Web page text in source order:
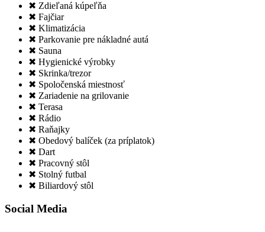
✖ Zdieľaná kúpeľňa
✖ Fajčiar
✖ Klimatizácia
✖ Parkovanie pre nákladné autá
✖ Sauna
✖ Hygienické výrobky
✖ Skrinka/trezor
✖ Spoločenská miestnosť
✖ Zariadenie na grilovanie
✖ Terasa
✖ Rádio
✖ Raňajky
✖ Obedový balíček (za príplatok)
✖ Dart
✖ Pracovný stôl
✖ Stolný futbal
✖ Biliardový stôl
Social Media